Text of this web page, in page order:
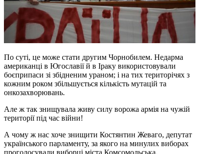
По суті, це може стати другим Чорнобилем. Недарма
американці в Югославії й в Іраку використовували
боєприпаси зі збідненим ураном; і на тих територічях з
кожним роком збільшується кількість мутацій та
онкозахворювань.
Але ж так знищувала живу силу ворожа армія на чужій
території під час війни!
А чому ж нас хоче знищити Костянтин Жеваго, депутат
українського парламенту, за якого на минулих виборах
проголосували виборці міста Комсомольська,